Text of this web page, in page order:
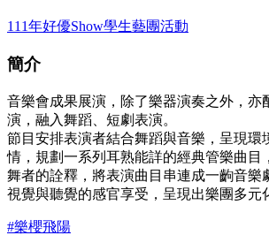
111年好優Show學生藝團活動
簡介
音樂會成果展演，除了樂器演奏之外，亦
演，融入舞蹈、短劇表演。
節目安排表演者結合舞蹈與音樂，呈現環
情，規劃一系列耳熟能詳的經典管樂曲目
舞者的詮釋，將表演曲目串連成一齣音樂
視覺與聽覺的感官享受，呈現出樂團多元
#樂櫻飛陽